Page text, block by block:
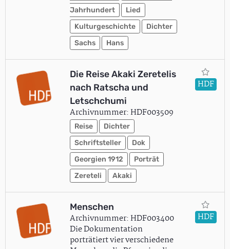
Jahrhundert
Lied
Kulturgeschichte
Dichter
Sachs
Hans
Die Reise Akaki Zeretelis
nach Ratscha und
Letschchumi
Archivnummer: HDF003509
Reise
Dichter
Schriftsteller
Dok
Georgien 1912
Porträt
Zereteli
Akaki
HDF
Menschen
Archivnummer: HDF003400
Die Dokumentation
porträtiert vier verschiedene
HDF